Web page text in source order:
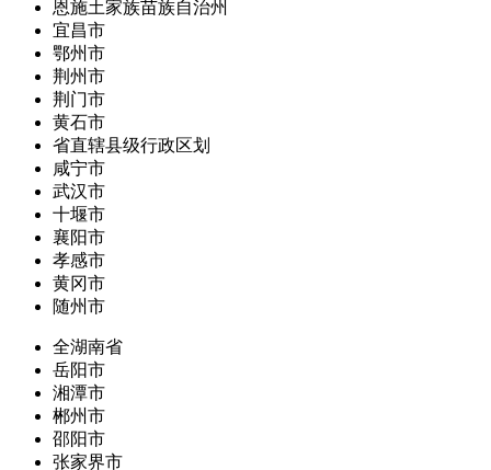
恩施土家族苗族自治州
宜昌市
鄂州市
荆州市
荆门市
黄石市
省直辖县级行政区划
咸宁市
武汉市
十堰市
襄阳市
孝感市
黄冈市
随州市
全湖南省
岳阳市
湘潭市
郴州市
邵阳市
张家界市